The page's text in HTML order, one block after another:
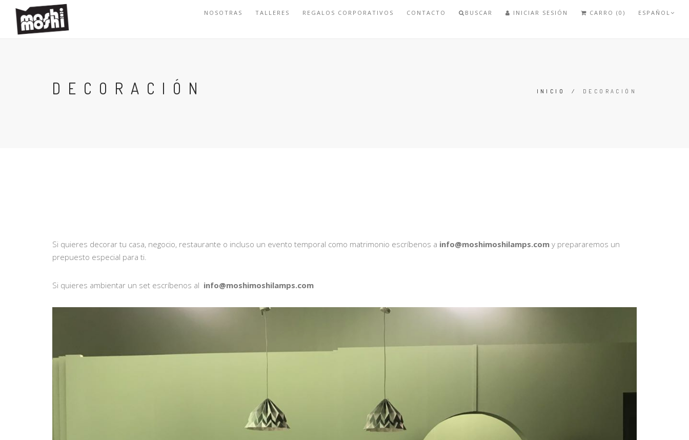
NOSOTRAS TALLERES REGALOS CORPORATIVOS CONTACTO BUSCAR INICIAR SESIÓN CARRO (0) ESPAÑOL
DECORACIÓN INICIO / DECORACIÓN
Si quieres decorar tu casa, negocio, restaurante o incluso un evento temporal como matrimonio escríbenos a info@moshimoshilamps.com y prepararemos un
prepuesto especial para ti.
Si quieres ambientar un set escríbenos al info@moshimoshilamps.com